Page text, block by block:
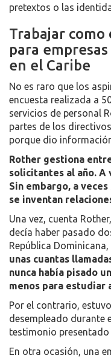
pretextos o las
Trabajar
para
en el Caribe
No es raro que los
encuesta realizada a
servicios de personal
partes de los
porque dio
Rother gestiona
solicitantes al año. A
Sin embargo, a
se inventan
Una vez, cuenta
decía haber pasado
República
unas cuantas
nunca había pisado
menos para estudiar
Por el contrario,
desempleado durante
testimonio presentado
En otra ocasión, una